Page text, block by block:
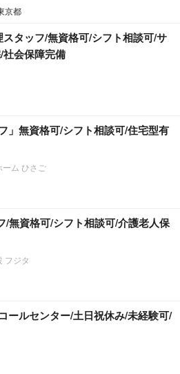
京都
スタッフ/無資格可/シフト相談可/サ
会保障完備
」無資格可/シフト相談可/住宅型有
ーム ひさご
/無資格可/シフト相談可/介護老人保
フジタ
ールセンター/土日祝休み/未経験可/